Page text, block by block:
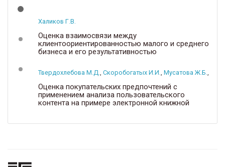
Халиков Г.В.
Оценка взаимосвязи между
клиентоориентированностью малого и среднего
бизнеса и его результативностью
Твердохлебова М.Д. Скоробогатых И.И. Мусатова Ж.Б.
Оценка покупательских предпочтений с
применением анализа пользовательского
контента на примере электронной книжной